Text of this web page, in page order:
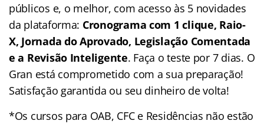
públicos e, o melhor, com acesso às 5 novidades
da plataforma: Cronograma com 1 clique, Raio-
X, Jornada do Aprovado, Legislação Comentada
e a Revisão Inteligente. Faça o teste por 7 dias. O
Gran está comprometido com a sua preparação!
Satisfação garantida ou seu dinheiro de volta!
*Os cursos para OAB, CFC e Residências não estão